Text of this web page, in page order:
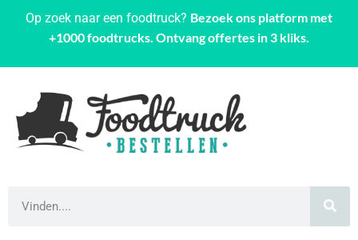
Op zoek naar een foodtruck? Bezoek ons platform met
+1000 foodtrucks. Ontvang offertes in 3 kliks.